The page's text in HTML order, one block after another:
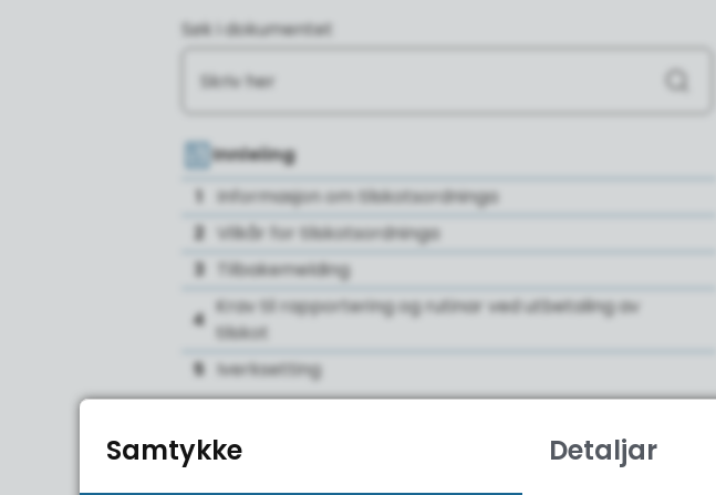
Søk i dokumentet
Søk
Innleiing
1
Informasjon om tilskotsordninga
2
Vilkår for tilskotsordninga
3
Tilbakemelding
4
Krav til rapportering og rutinar ved utbetaling av
tilskot
5 Iverksetting
Samtykke Detaljar